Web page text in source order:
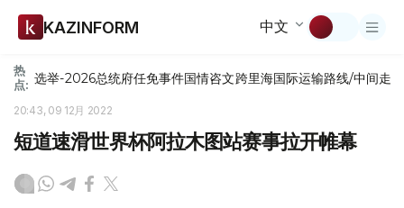
KAZINFORM 中文
热
点: 选举-2026总统府任免事件国情咨文跨里海国际运输路线/中间走廊
20:43, 09 12月 2022
短道速滑世界杯阿拉木图站赛事拉开帷幕